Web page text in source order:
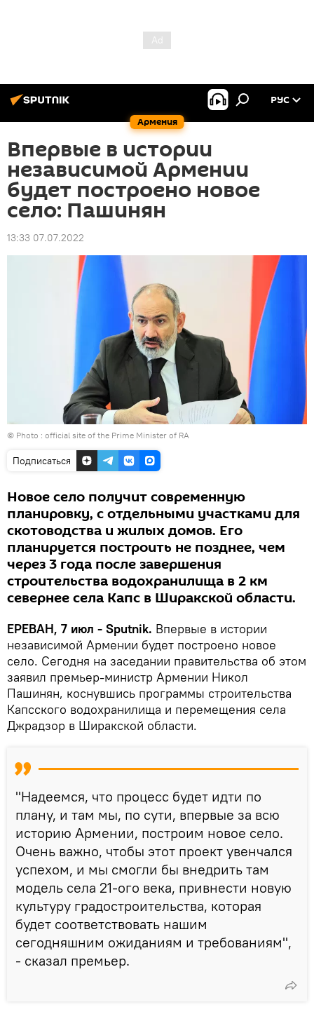
Армения
РУС
Впервые в истории
независимой Армении
будет построено новое
село: Пашинян
13:33 07.07.2022
© Photo : official site of the Prime Minister of RA
Подписаться
Новое село получит современную
планировку, с отдельными участками для
скотоводства и жилых домов. Его
планируется построить не позднее, чем
через 3 года после завершения
строительства водохранилища в 2 км
севернее села Капс в Ширакской области.
ЕРЕВАН, 7 июл - Sputnik. Впервые в истории
независимой Армении будет построено новое
село. Сегодня на заседании правительства об этом
заявил премьер-министр Армении Никол
Пашинян, коснувшись программы строительства
Капсского водохранилища и перемещения села
Джрадзор в Ширакской области.
"Надеемся, что процесс будет идти по
плану, и там мы, по сути, впервые за всю
историю Армении, построим новое село.
Очень важно, чтобы этот проект увенчался
успехом, и мы смогли бы внедрить там
модель села 21-ого века, привнести новую
культуру градостроительства, которая
будет соответствовать нашим
сегодняшним ожиданиям и требованиям",
- сказал премьер.